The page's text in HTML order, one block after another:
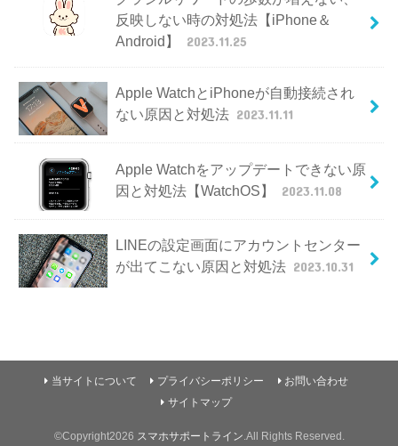
反映しない時の対処法【iPhone＆
Android】
2023.11.25
Apple WatchとiPhoneが自動接続され
ない原因と対処法 2023.11.11
Apple Watchをアップデートできない原
因と対処法【WatchOS】
2023.11.08
LINEの設定画面にアカウントセンター
が出てこない原因と対処法 2023.10.31
当サイトについて プライバシーポリシー
お問い合わせ
サイトマップ
©Copyright2026 スマホサポートライン .All Rights Reserved.